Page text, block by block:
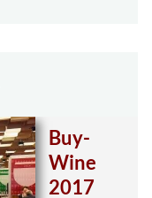
Buy-
Wine
2017